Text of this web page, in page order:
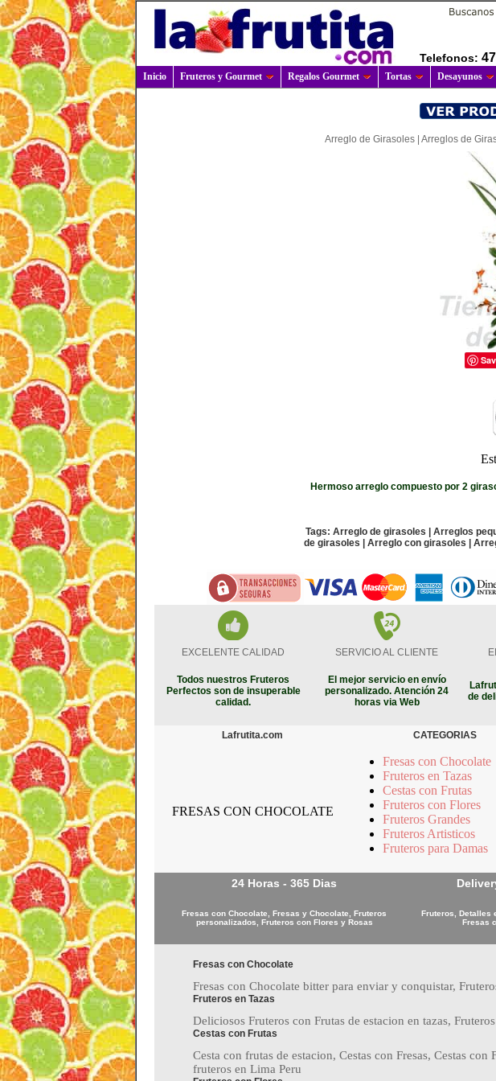
Telefonos:
Inicio Fruteros y Gourmet Regalos Gourmet Tortas Desayunos
Arreglo de Girasoles | Arreglos de
Hermoso arreglo compuesto por 2
Tags: Arreglo de girasoles | Arreglos
de girasoles | Arreglo con girasoles |
EXCELENTE CALIDAD SERVICIO AL CLIENTE
Todos nuestros Fruteros
Perfectos son de insuperable
calidad.
El mejor servicio en envío
personalizado. Atención 24
horas via Web
de
Lafrutita.com CATEGORIAS
FRESAS CON CHOCOLATE
Fresas con Chocolate
Fruteros en Tazas
Cestas con Frutas
Fruteros con Flores
Fruteros Grandes
Fruteros Artisticos
Fruteros para Damas
24 Horas - 365 Dias
Fresas con Chocolate, Fresas y Chocolate, Fruteros
personalizados, Fruteros con Flores y Rosas
Fruteros, Detalles
Fresas
Fresas con Chocolate
Fresas con Chocolate bitter para enviar y conquistar,
Fruteros en Tazas
Deliciosos Fruteros con Frutas de estacion en tazas,
Cestas con Frutas
Cesta con frutas de estacion, Cestas con Fresas, Cestas
fruteros en Lima Peru